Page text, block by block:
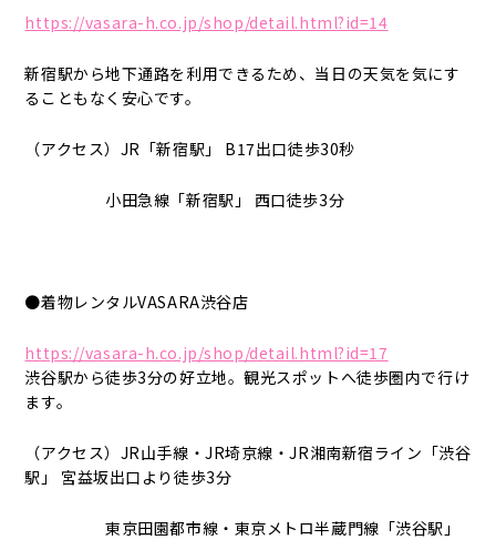
https://vasara-h.co.jp/shop/detail.html?id=14
新宿駅から地下通路を利用できるため、当日の天気を気にす
ることもなく安心です。
（アクセス）JR「新宿駅」 B17出口徒歩30秒
小田急線「新宿駅」 西口徒歩3分
●着物レンタルVASARA渋谷店
https://vasara-h.co.jp/shop/detail.html?id=17
渋谷駅から徒歩3分の好立地。観光スポットへ徒歩圏内で行け
ます。
（アクセス）JR山手線・JR埼京線・JR湘南新宿ライン「渋谷
駅」 宮益坂出口より徒歩3分
東京田園都市線・東京メトロ半蔵門線「渋谷駅」